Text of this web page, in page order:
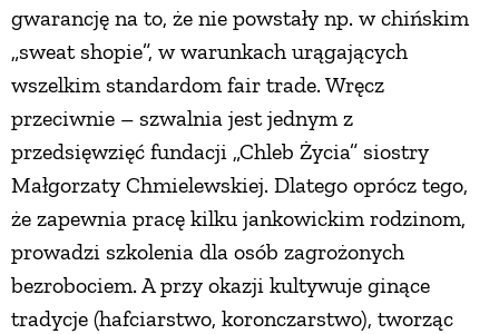
gwarancję na to, że nie powstały np. w chińskim
„sweat shopie”, w warunkach urągających
wszelkim standardom fair trade. Wręcz
przeciwnie – szwalnia jest jednym z
przedsięwzięć fundacji „Chleb Życia” siostry
Małgorzaty Chmielewskiej. Dlatego oprócz tego,
że zapewnia pracę kilku jankowickim rodzinom,
prowadzi szkolenia dla osób zagrożonych
bezrobociem. A przy okazji kultywuje ginące
tradycje (hafciarstwo, koronczarstwo), tworząc